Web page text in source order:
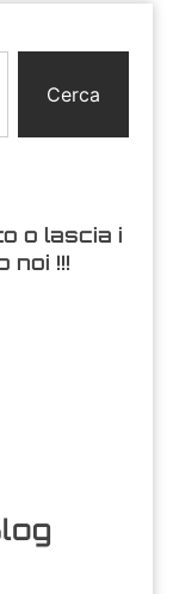
Cerca
o lascia i
noi !!!